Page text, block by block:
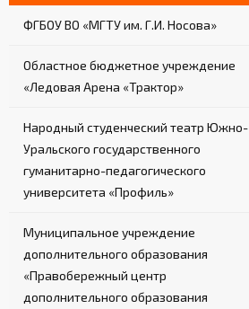
ФГБОУ ВО «МГТУ им. Г.И. Носова»
Областное бюджетное учреждение
«Ледовая Арена «Трактор»
Народный студенческий театр Южно-
Уральского государственного
гуманитарно-педагогического
университета «Профиль»
Муниципальное учреждение
дополнительного образования
«Правобережный центр
дополнительного образования